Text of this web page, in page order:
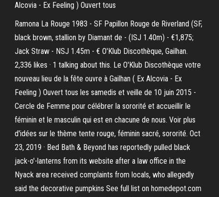
Alcovia - Ex Feeling ) Ouvert tous
Ramona La Rouge 1983 - SF Papillon Rouge de Riverland (SF,
black brown, stallion by Diamant de - (ISJ 1.40m) - €1,875;
Jack Straw - NSJ 1.45m - € O'Klub Discothèque, Gailhan.
2,336 likes · 1 talking about this. Le O'Klub Discothèque votre
nouveau lieu de la fête ouvre à Gailhan ( Ex Alcovia - Ex
Feeling ) Ouvert tous les samedis et veille de 10 juin 2015 -
Cercle de Femme pour célébrer la sororité et accueillir le
féminin et le masculin qui est en chacune de nous. Voir plus
d'idées sur le thème tente rouge, féminin sacré, sororité. Oct
23, 2019 · Bed Bath & Beyond has reportedly pulled black
jack-o'-lanterns from its website after a law office in the
Nyack area received complaints from locals, who allegedly
said the decorative pumpkins See full list on homedepot.com